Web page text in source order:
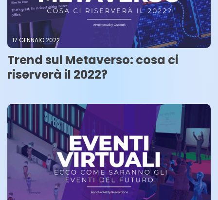
17 GENNAIO 2022
Trend sul Metaverso: cosa ci
riserverà il 2022?